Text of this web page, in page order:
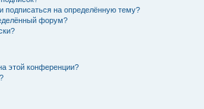
подписаться на определённую тему?
форум?
этой конференции?